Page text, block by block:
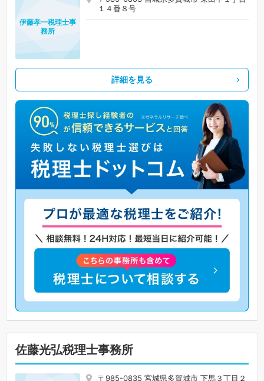
１４番８号
伊藤孝一税理士事
務所
詳細を見る
佐藤光弘税理士事務所
〒985-0835 宮城県多賀城市 下馬３丁目２